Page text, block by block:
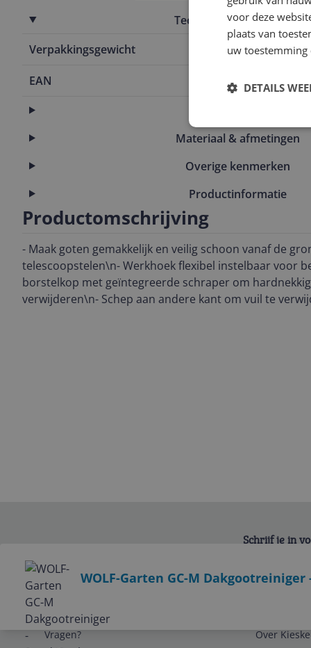
Technische specificaties
Verpakkingsgewicht
400 g
EAN
Materiaal & afmetingen
Overige kenmerken
Productinformatie
Productomschrijving
- Maak goten gemakkelijk en veilig schoon vanaf de
telescoopstelen\n- Werkhoek flexibel instelbaar voor
borstelkop met geïntegreerde schraper om
verwijderen\n- Schep aan andere kant om vuil te
WOLF-Garten GC-M Dakgootreiniger
Schrijf je in
Service
Vragen?
Over
voor deze
plaats van
uw
DETAILS